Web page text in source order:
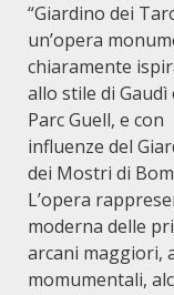
“Giardino dei
un’opera
chiaramente
allo stile di Gaudì
Parc Guell, e con
influenze del
dei Mostri di
L’opera
moderna delle
arcani maggiori,
momumentali,